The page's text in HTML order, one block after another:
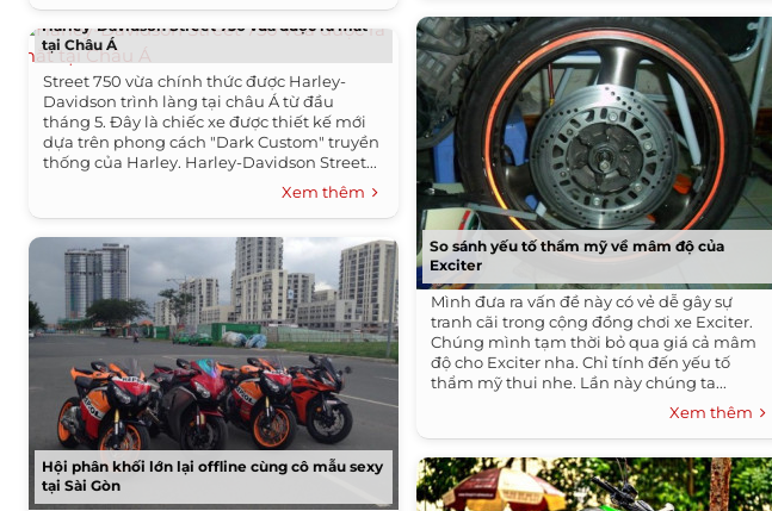
Harley-Davidson Street 750 vừa được ra mắt
tại Châu Á
Street 750 vừa chính thức được Harley-
Davidson trình làng tại châu Á từ đầu
tháng 5. Đây là chiếc xe được thiết kế mới
dựa trên phong cách "Dark Custom" truyền
thống của Harley. Harley-Davidson Street...
Xem thêm
Hội phân khối lớn lại offline cùng cô mẫu sexy
tại Sài Gòn
So sánh yếu tố thẩm mỹ về mâm độ của
Exciter
Mình đưa ra vấn đề này có vẻ dễ gây sự
tranh cãi trong cộng đồng chơi xe Exciter.
Chúng mình tạm thời bỏ qua giá cả mâm
độ cho Exciter nha. Chỉ tính đến yếu tố
thẩm mỹ thui nhe. Lần này chúng ta...
Xem thêm